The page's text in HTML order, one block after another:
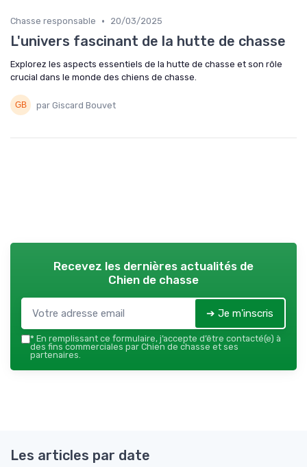
Chasse responsable • 20/03/2025
L'univers fascinant de la hutte de chasse
Explorez les aspects essentiels de la hutte de chasse et son rôle
crucial dans le monde des chiens de chasse.
par Giscard Bouvet
Recevez les dernières actualités de
Chien de chasse
➔ Je m'inscris
* En remplissant ce formulaire, j’accepte d’être contacté(e) à
des fins commerciales par Chien de chasse et ses
partenaires.
Les articles par date